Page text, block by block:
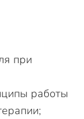
при
работы